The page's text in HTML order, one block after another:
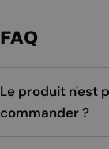
FAQ
Le produit n'est
commander ?